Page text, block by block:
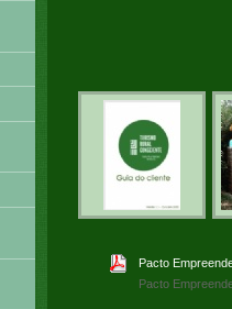
Pacto
Pacto